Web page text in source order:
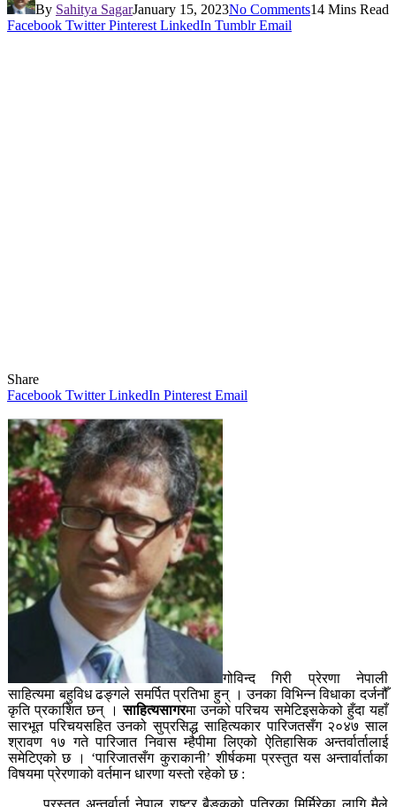
By Sahitya SagarJanuary 15, 2023No Comments14 Mins Read
Facebook Twitter Pinterest LinkedIn Tumblr Email
Share
Facebook Twitter LinkedIn Pinterest Email
गोविन्द गिरी प्रेरणा नेपाली
साहित्यमा बहुविध ढङ्गले समर्पित प्रतिभा हुन् । उनका विभिन्न विधाका दर्जनौँ
कृति प्रकाशित छन् ।साहित्यसागरमा उनको परिचय समेटिइसकेको हुँदा यहाँ
सारभूत परिचयसहित उनको सुप्रसिद्ध साहित्यकार पारिजतसँग २०४७ साल
श्रावण १७ गते पारिजात निवास म्हैपीमा लिएको ऐतिहासिक अन्तर्वार्तालाई
समेटिएको छ । ‘पारिजातसँग कुराकानी’ शीर्षकमा प्रस्तुत यस अन्तार्वार्ताका
विषयमा प्रेरणाको वर्तमान धारणा यस्तो रहेको छ :
प्रस्तुत अन्तर्वार्ता नेपाल राष्ट्र बैङ्कको पत्रिका मिर्मिरेका लागि मैले